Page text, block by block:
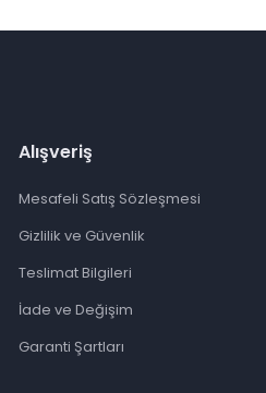
Alışveriş
Mesafeli Satış Sözleşmesi
Gizlilik ve Güvenlik
Teslimat Bilgileri
İade ve Değişim
Garanti Şartları